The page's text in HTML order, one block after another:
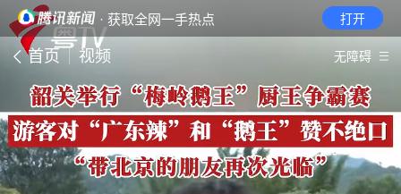
· 获取全网一手热点 打开
首页 视频 无障碍